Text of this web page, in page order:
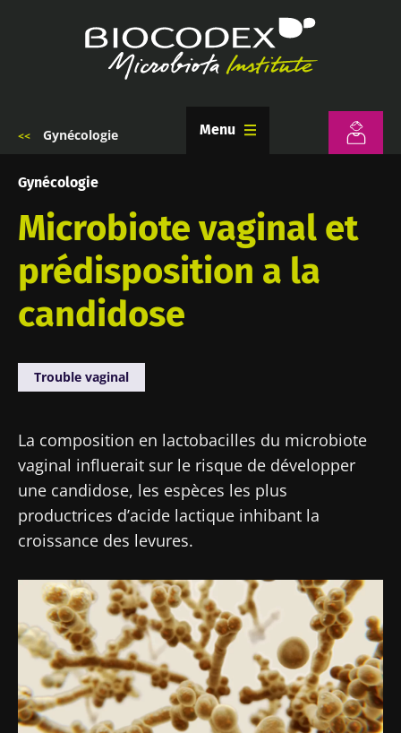
Gynécologie Menu
Gynécologie
Microbiote vaginal et
prédisposition a la
candidose
Trouble vaginal
La composition en lactobacilles du microbiote
vaginal influerait sur le risque de développer
une candidose, les espèces les plus
productrices d’acide lactique inhibant la
croissance des levures.